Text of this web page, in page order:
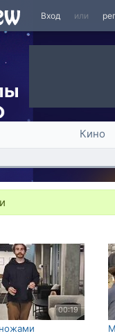
Вход или
Кино
00:19